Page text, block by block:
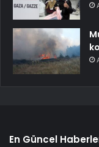
En Güncel